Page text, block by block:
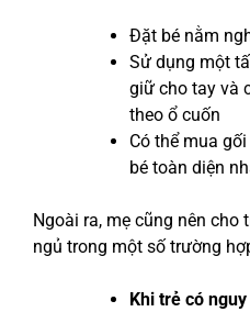
Đặt bé nằm
Sử dụng một
giữ cho tay và
theo ổ cuốn
Có thể mua
bé toàn diện
Ngoài ra, mẹ cũng nên cho
ngủ trong một số trường
Khi trẻ có